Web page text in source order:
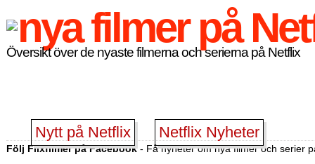
Översikt över de nyaste filmerna och serierna på Netflix
Nytt på Netflix Netflix Nyheter
Följ Flixfilmer på Facebook- Få nyheter om nya filmer och serier